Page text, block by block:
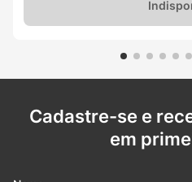
Cadastre-se e
em